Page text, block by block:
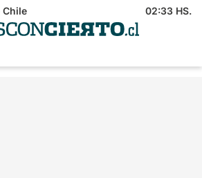
Chile 02:33 HS.